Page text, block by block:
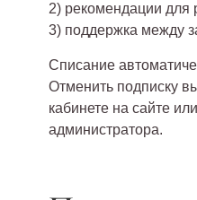
2) рекомендации для
3) поддержка между
Списание
Отменить подписку
кабинете на сайте
администратора.